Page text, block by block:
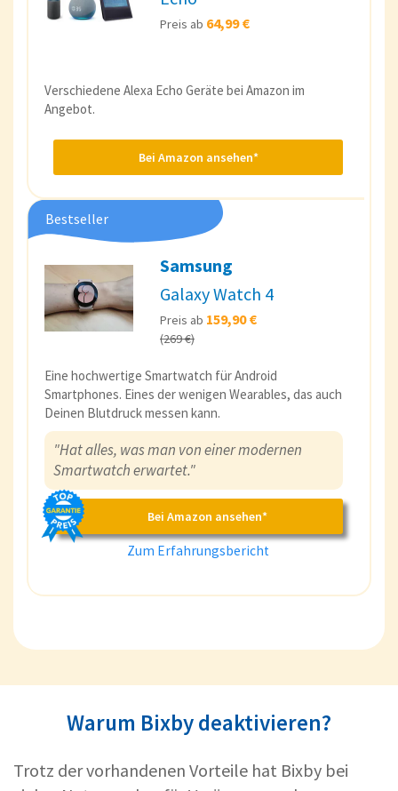
Preis ab 64,99 €
Verschiedene Alexa Echo Geräte bei Amazon im
Angebot.
Bei Amazon ansehen*
Bestseller
Samsung
Galaxy Watch 4
Preis ab 159,90 €
(269 €)
Eine hochwertige Smartwatch für Android
Smartphones. Eines der wenigen Wearables, das auch
Deinen Blutdruck messen kann.
"Hat alles, was man von einer modernen
Smartwatch erwartet."
Bei Amazon ansehen*
Zum Erfahrungsbericht
Warum Bixby deaktivieren?
Trotz der vorhandenen Vorteile hat Bixby bei